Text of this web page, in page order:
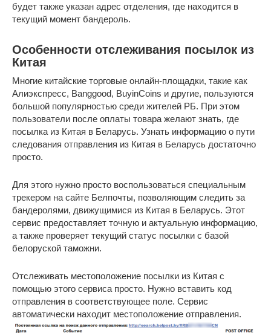
будет также указан адрес отделения, где находится в
текущий момент бандероль.
Особенности отслеживания посылок из
Китая
Многие китайские торговые онлайн-площадки, такие как
Алиэкспресс, Banggood, BuyinCoins и другие, пользуются
большой популярностью среди жителей РБ. При этом
пользователи после оплаты товара желают знать, где
посылка из Китая в Беларусь. Узнать информацию о пути
следования отправления из Китая в Беларусь достаточно
просто.
Для этого нужно просто воспользоваться специальным
трекером на сайте Белпочты, позволяющим следить за
бандеролями, движущимися из Китая в Беларусь. Этот
сервис предоставляет точную и актуальную информацию,
а также проверяет текущий статус посылки с базой
белоруской таможни.
Отслеживать местоположение посылки из Китая с
помощью этого сервиса просто. Нужно вставить код
отправления в соответствующее поле. Сервис
автоматически находит местоположение отправления.